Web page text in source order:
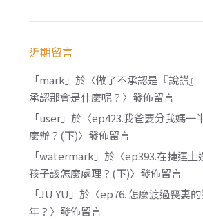
近期留言
「mark 」於〈做了不承認是『說謊
承認那會是什麼呢？ 〉發佈留言
「user」於〈ep423.我爸要分我媽一
麼辦？(下)〉發佈留言
「watermark 」於〈ep393.在捷運上
孩子該怎麼處理？(下)〉發佈留言
「JU YU 」於〈ep76. 怎麼渡過喪妻
年？ 〉發佈留言